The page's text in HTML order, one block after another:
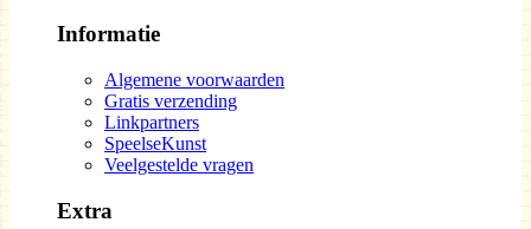
Informatie
Algemene voorwaarden
Gratis verzending
Linkpartners
SpeelseKunst
Veelgestelde vragen
Extra